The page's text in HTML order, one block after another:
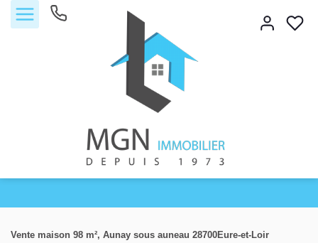
Vente maison 98 m², Aunay sous auneau 28700Eure-et-Loir